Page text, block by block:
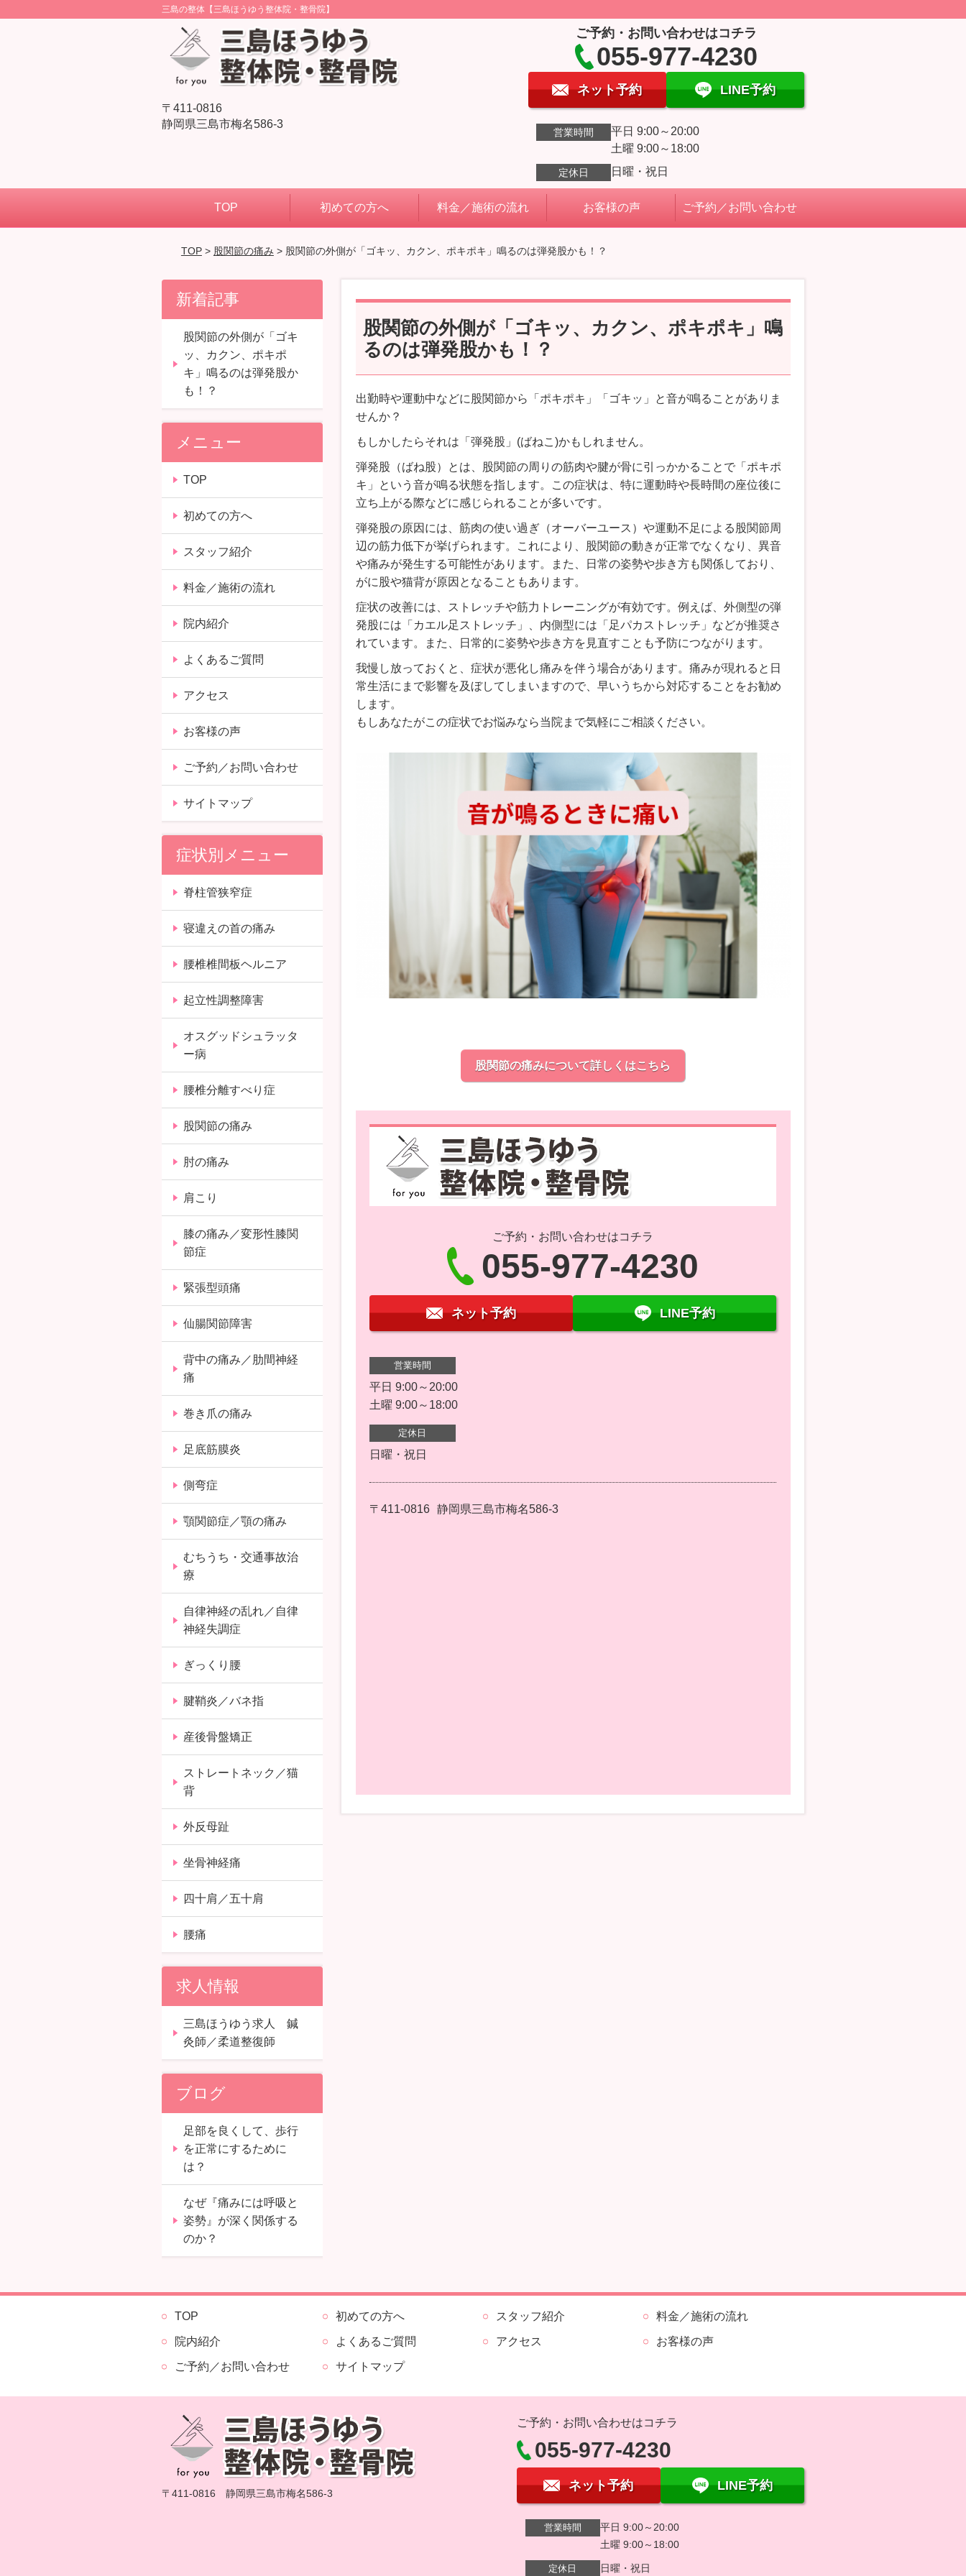
三島の整体【三島ほうゆう整体院・整骨院】
〒411-0816
静岡県三島市梅名586-3
ご予約・お問い合わせはコチラ
055-977-4230
ネット予約 LINE予約
営業時間
平日 9:00～20:00
土曜 9:00～18:00
定休日 日曜・祝日
TOP 初めての方へ 料金／施術の流れ お客様の声 ご予約／お問い合わせ
TOP> 股関節の痛み > 股関節の外側が「ゴキッ、カクン、ポキポキ」鳴るのは弾発股かも！？
股関節の外側が「ゴキッ、カクン、ポキポキ」鳴
るのは弾発股かも！？
出勤時や運動中などに股関節から「ポキポキ」「ゴキッ」と音が鳴ることがありま
せんか？
もしかしたらそれは「弾発股」(ばねこ)かもしれません。
弾発股（ばね股）とは、股関節の周りの筋肉や腱が骨に引っかかることで「ポキポ
キ」という音が鳴る状態を指します。この症状は、特に運動時や長時間の座位後に
立ち上がる際などに感じられることが多いです。
弾発股の原因には、筋肉の使い過ぎ（オーバーユース）や運動不足による股関節周
辺の筋力低下が挙げられます。これにより、股関節の動きが正常でなくなり、異音
や痛みが発生する可能性があります。また、日常の姿勢や歩き方も関係しており、
がに股や猫背が原因となることもあります。
症状の改善には、ストレッチや筋力トレーニングが有効です。例えば、外側型の弾
発股には「カエル足ストレッチ」、内側型には「足パカストレッチ」などが推奨さ
れています。また、日常的に姿勢や歩き方を見直すことも予防につながります。
我慢し放っておくと、症状が悪化し痛みを伴う場合があります。痛みが現れると日
常生活にまで影響を及ぼしてしまいますので、早いうちから対応することをお勧め
します。
もしあなたがこの症状でお悩みなら当院まで気軽にご相談ください。
股関節の痛みについて詳しくはこちら
ご予約・お問い合わせはコチラ
055-977-4230
ネット予約 LINE予約
営業時間
平日 9:00～20:00
土曜 9:00～18:00
定休日
日曜・祝日
〒411-0816 静岡県三島市梅名586-3
新着記事
股関節の外側が「ゴキ
ッ、カクン、ポキポ
キ」鳴るのは弾発股か
も！？
メニュー
TOP
初めての方へ
スタッフ紹介
料金／施術の流れ
院内紹介
よくあるご質問
アクセス
お客様の声
ご予約／お問い合わせ
サイトマップ
症状別メニュー
脊柱管狭窄症
寝違えの首の痛み
腰椎椎間板ヘルニア
起立性調整障害
オスグッドシュラッタ
ー病
腰椎分離すべり症
股関節の痛み
肘の痛み
肩こり
膝の痛み／変形性膝関
節症
緊張型頭痛
仙腸関節障害
背中の痛み／肋間神経
痛
巻き爪の痛み
足底筋膜炎
側弯症
顎関節症／顎の痛み
むちうち・交通事故治
療
自律神経の乱れ／自律
神経失調症
ぎっくり腰
腱鞘炎／バネ指
産後骨盤矯正
ストレートネック／猫
背
外反母趾
坐骨神経痛
四十肩／五十肩
腰痛
求人情報
三島ほうゆう求人 鍼
灸師／柔道整復師
ブログ
足部を良くして、歩行
を正常にするために
は？
なぜ『痛みには呼吸と
姿勢』が深く関係する
のか？
TOP 初めての方へ スタッフ紹介 料金／施術の流れ
院内紹介 よくあるご質問 アクセス お客様の声
ご予約／お問い合わせ サイトマップ
〒411-0816 静岡県三島市梅名586-3
ご予約・お問い合わせはコチラ
055-977-4230
ネット予約 LINE予約
営業時間
平日 9:00～20:00
土曜 9:00～18:00
定休日 日曜・祝日